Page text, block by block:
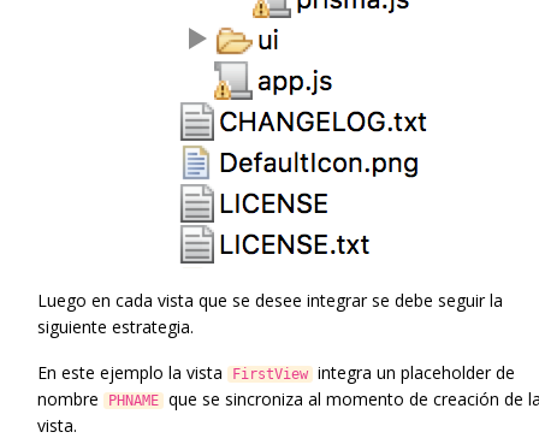
Luego en cada vista que se desee integrar se debe seguir la
siguiente estrategia.
En este ejemplo la vista
FirstView integra un placeholder de
nombre
PHNAME que se sincroniza al momento de creación de
vista.